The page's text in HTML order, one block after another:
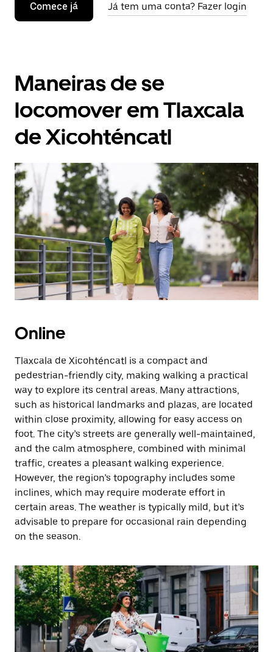
Comece já Já tem uma conta? Fazer login
Maneiras de se
locomover em Tlaxcala
de Xicohténcatl
Online
Tlaxcala de Xicohténcatl is a compact and
pedestrian-friendly city, making walking a practical
way to explore its central areas. Many attractions,
such as historical landmarks and plazas, are located
within close proximity, allowing for easy access on
foot. The city’s streets are generally well-maintained,
and the calm atmosphere, combined with minimal
traffic, creates a pleasant walking experience.
However, the region’s topography includes some
inclines, which may require moderate effort in
certain areas. The weather is typically mild, but it’s
advisable to prepare for occasional rain depending
on the season.